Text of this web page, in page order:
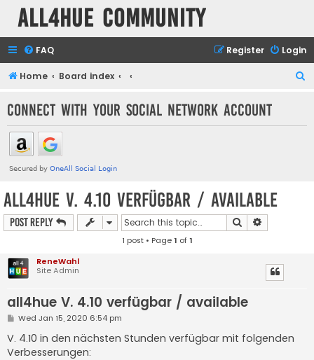
all4hue Community
FAQ Login
Register
Home Board index
r
Connect with your social network account
all4hue V. 4.10 verfügbar / available
Post Reply Search
1 post • Page1 of1
ReneWahl
Site Admin
all4hue V. 4.10 verfügbar / available
P
t
Wed Jan 15, 2020 6:54 pm
V. 4.10 in den nächsten Stunden verfügbar mit folgenden
Verbesserungen: